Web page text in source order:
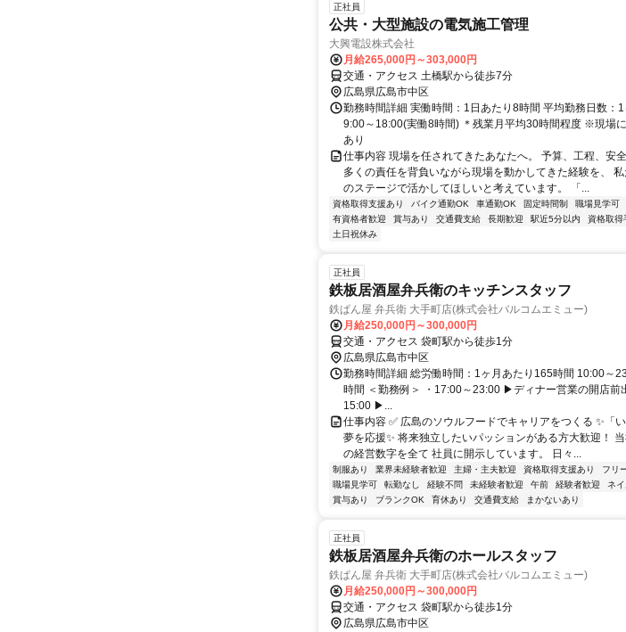
正社員
公共・大型施設の電気施工管理
大興電設株式会社
月給265,000円～303,000円
交通・アクセス 土橋駅から徒歩7分
広島県広島市中区
勤務時間詳細 実働時間：1日あたり8時間 平均勤務日数：
9:00～18:00(実働8時間) ＊残業月平均30時間程度 ※現場
あり
仕事内容 現場を任されてきたあなたへ。 予算、工程、安
多くの責任を背負いながら現場を動かしてきた経験を、
のステージで活かしてほしいと考えています。 「...
資格取得支援あり バイク通勤OK 車通勤OK 固定時間制 職場見学可
有資格者歓迎
賞与あり 交通費支給 長期歓迎 駅近5分以内 資格取得
土日祝休み
正社員
鉄板居酒屋弁兵衛のキッチンスタッフ
鉄ぱん屋 弁兵衛 大手町店(株式会社バルコムエミュー)
月給250,000円～300,000円
交通・アクセス 袋町駅から徒歩1分
広島県広島市中区
勤務時間詳細 総労働時間：1ヶ月あたり165時間 10:00～
時間 ＜勤務例＞ ・17:00～23:00 ▶ディナー営業の開店前
15:00 ▶...
仕事内容 ✅ 広島のソウルフードでキャリアをつくる ✨「
夢を応援✨ 将来独立したいパッションがある方大歓迎！
の経営数字を全て 社員に開示しています。 日々...
制服あり 業界未経験者歓迎 主婦・主夫歓迎 資格取得支援あり フリ
職場見学可
転勤なし 経験不問 未経験者歓迎 午前 経験者歓迎 ネ
賞与あり
ブランクOK 育休あり 交通費支給 まかないあり
正社員
鉄板居酒屋弁兵衛のホールスタッフ
鉄ぱん屋 弁兵衛 大手町店(株式会社バルコムエミュー)
月給250,000円～300,000円
交通・アクセス 袋町駅から徒歩1分
広島県広島市中区